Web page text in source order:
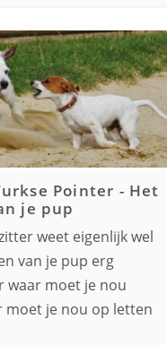
Pointer - Het
je pup
weet eigenlijk wel
van je pup erg
waar moet je nou
moet je nou op letten